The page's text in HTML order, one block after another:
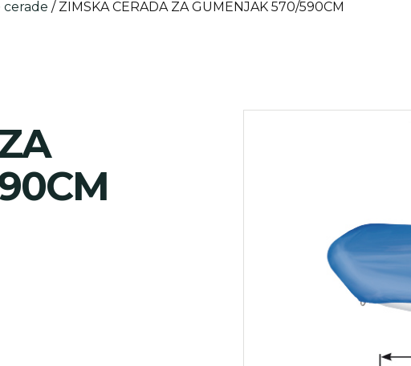
cerade / ZIMSKA CERADA ZA GUMENJAK 570/590CM